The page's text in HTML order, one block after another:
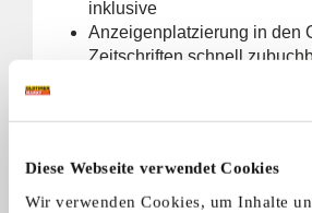
Diese Webseite verwendet Cookies
Wir verwenden Cookies, um Inhalte
inklusive
Anzeigenplatzierung in den
Zeitschriften schnell
ZU GEWERBLICHEM